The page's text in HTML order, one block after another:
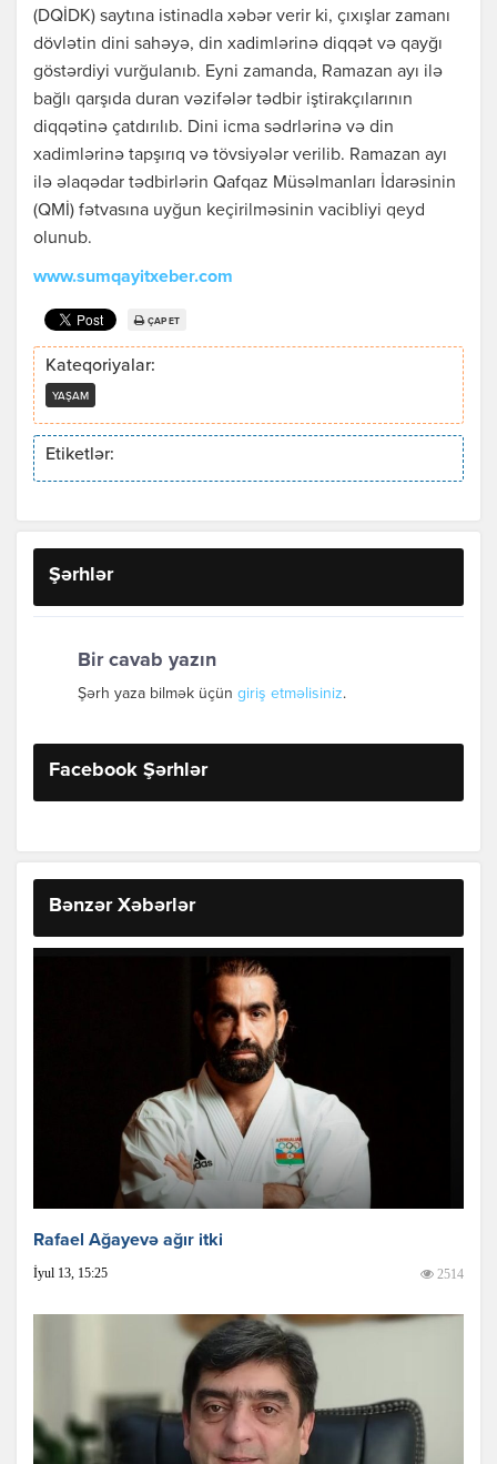
(DQİDK) saytına istinadla xəbər verir ki, çıxışlar zamanı
dövlətin dini sahəyə, din xadimlərinə diqqət və qayğı
göstərdiyi vurğulanıb. Eyni zamanda, Ramazan ayı ilə
bağlı qarşıda duran vəzifələr tədbir iştirakçılarının
diqqətinə çatdırılıb. Dini icma sədrlərinə və din
xadimlərinə tapşırıq və tövsiyələr verilib. Ramazan ayı
ilə əlaqədar tədbirlərin Qafqaz Müsəlmanları İdarəsinin
(QMİ) fətvasına uyğun keçirilməsinin vacibliyi qeyd
olunub.
www.sumqayitxeber.com
ÇAP ET
Kateqoriyalar:
YAŞAM
Etiketlər:
Şərhlər
Bir cavab yazın
Şərh yaza bilmək üçün giriş etməlisiniz.
Facebook Şərhlər
Bənzər Xəbərlər
Rafael Ağayevə ağır itki
İyul 13, 15:25 2514